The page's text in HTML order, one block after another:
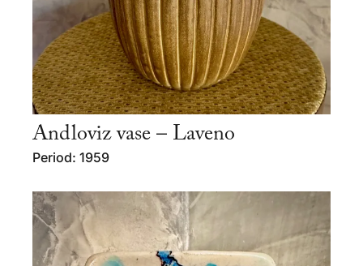
Andloviz vase – Laveno
Period: 1959